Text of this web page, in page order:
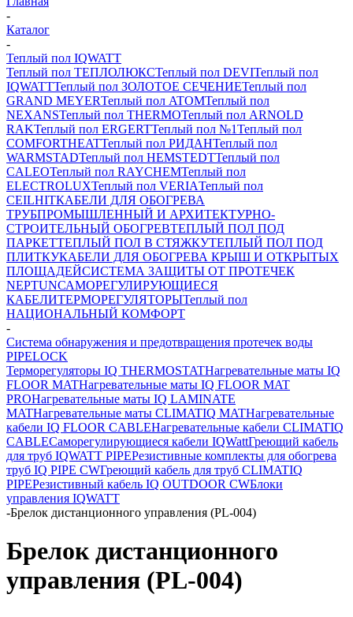
-
Каталог
-
Теплый пол IQWATT
Теплый пол ТЕПЛОЛЮКСТеплый пол DEVIТеплый пол
IQWATTТеплый пол ЗОЛОТОЕ СЕЧЕНИЕТеплый пол
GRAND MEYERТеплый пол ATOMТеплый пол
NEXANSТеплый пол THERMOТеплый пол ARNOLD
RAKТеплый пол ERGERTТеплый пол №1Теплый пол
COMFORTHEATТеплый пол РИДАНТеплый пол
WARMSTADТеплый пол HEMSTEDTТеплый пол
CALEOТеплый пол RAYCHEMТеплый пол
ELECTROLUXТеплый пол VERIAТеплый пол
CEILHITКАБЕЛИ ДЛЯ ОБОГРЕВА
ТРУБПРОМЫШЛЕННЫЙ И АРХИТЕКТУРНО-
СТРОИТЕЛЬНЫЙ ОБОГРЕВТЕПЛЫЙ ПОЛ ПОД
ПАРКЕТТЕПЛЫЙ ПОЛ В СТЯЖКУТЕПЛЫЙ ПОЛ ПОД
ПЛИТКУКАБЕЛИ ДЛЯ ОБОГРЕВА КРЫШ И ОТКРЫТЫХ
ПЛОЩАДЕЙСИСТЕМА ЗАЩИТЫ ОТ ПРОТЕЧЕК
NEPTUNСАМОРЕГУЛИРУЮЩИЕСЯ
КАБЕЛИТЕРМОРЕГУЛЯТОРЫТеплый пол
НАЦИОНАЛЬНЫЙ КОМФОРТ
-
Система обнаружения и предотвращения протечек воды
PIPELOCK
Терморегуляторы IQ THERMOSTATНагревательные маты IQ
FLOOR MATНагревательные маты IQ FLOOR MAT
PROНагревательные маты IQ LAMINATE
MATНагревательные маты CLIMATIQ MATНагревательные
кабели IQ FLOOR CABLEНагревательные кабели CLIMATIQ
CABLEСаморегулирующиеся кабели IQWattГреющий кабель
для труб IQWATT PIPEРезистивные комплекты для обогрева
труб IQ PIPE CWГреющий кабель для труб CLIMATIQ
PIPEРезистивный кабель IQ OUTDOOR CWБлоки
управления IQWATT
-Брелок дистанционного управления (PL-004)
Брелок дистанционного
управления (PL-004)